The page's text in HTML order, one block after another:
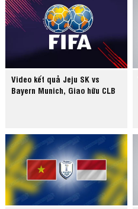
Video kết quả Jeju SK vs
Bayern Munich, Giao hữu CLB